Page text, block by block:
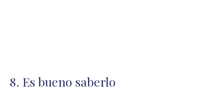
8. Es bueno saberlo